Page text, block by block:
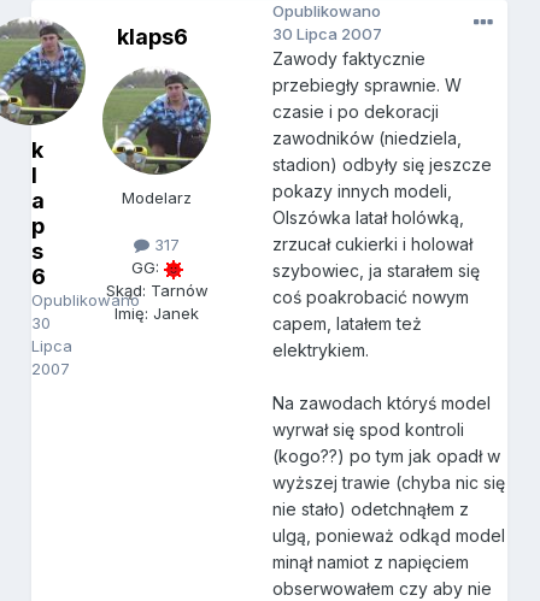
k
l
a
p
s
6
Opublikowano
30
Lipca
2007
klaps6
Modelarz
317
GG:
Skąd: Tarnów
Imię: Janek
Opublikowano
30 Lipca 2007
Zawody faktycznie
przebiegły sprawnie. W
czasie i po dekoracji
zawodników (niedziela,
stadion) odbyły się jeszcze
pokazy innych modeli,
Olszówka latał holówką,
zrzucał cukierki i holował
szybowiec, ja starałem się
coś poakrobacić nowym
capem, latałem też
elektrykiem.
Na zawodach któryś model
wyrwał się spod kontroli
(kogo??) po tym jak opadł w
wyższej trawie (chyba nic się
nie stało) odetchnąłem z
ulgą, ponieważ odkąd model
minął namiot z napięciem
obserwowałem czy aby nie